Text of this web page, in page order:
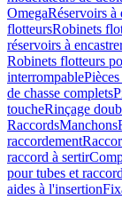
OmegaRéservoirs à
flotteursRobinets
réservoirs à
Robinets flotteurs
interrompable
de chasse complets
toucheRinçage
RaccordsManchons
raccordement
raccord à sertir
pour tubes et
aides à l'insertion